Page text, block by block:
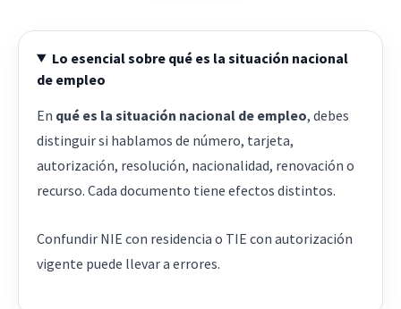
Lo esencial sobre qué es la situación nacional
de empleo
En qué es la situación nacional de empleo, debes
distinguir si hablamos de número, tarjeta,
autorización, resolución, nacionalidad, renovación o
recurso. Cada documento tiene efectos distintos.
Confundir NIE con residencia o TIE con autorización
vigente puede llevar a errores.